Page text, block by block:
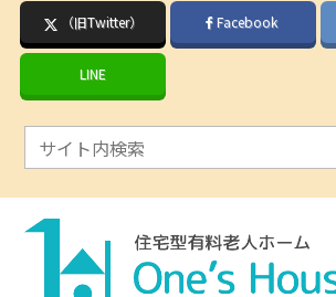
（旧Twitter） Facebook
LINE